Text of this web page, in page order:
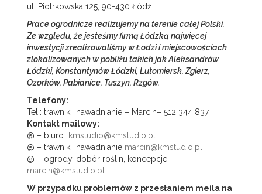
ul. Piotrkowska 125, 90-430 Łódź
Prace ogrodnicze realizujemy na terenie całej Polski.
Ze względu, że jesteśmy firmą Łódzką najwięcej
inwestycji zrealizowaliśmy w Łodzi i miejscowościach
zlokalizowanych w pobliżu takich jak Aleksandrów
Łódzki, Konstantynów Łódzki, Lutomiersk, Zgierz,
Ozorków, Pabianice, Tuszyn, Rzgów.
Telefony:
Tel.: trawniki, nawadnianie – Marcin– 512 344 837
Kontakt mailowy:
@ – biuro
kmstudio@kmstudio.pl
@ – trawniki, nawadnianie marcin@kmstudio.pl
@ – ogrody, dobór roślin, koncepcje
marcin@kmstudio.pl
W przypadku problemów z przesłaniem meila na